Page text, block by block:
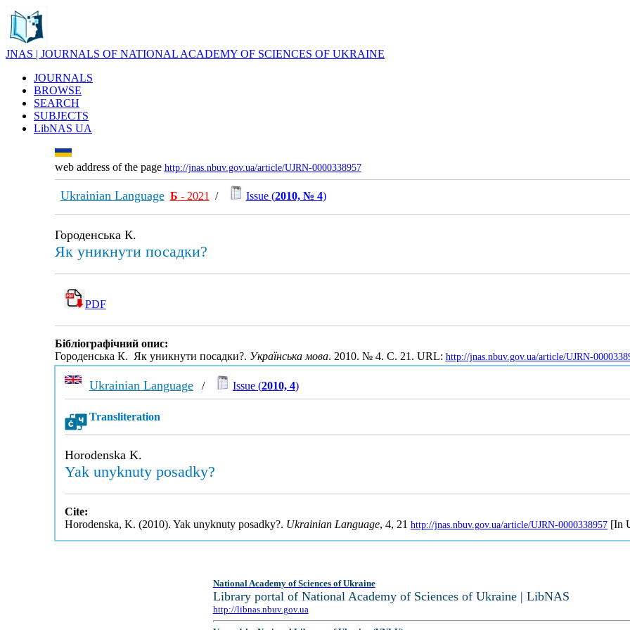
JNAS | JOURNALS OF NATIONAL ACADEMY OF SCIENCES OF UKRAINE
JOURNALS
BROWSE
SEARCH
SUBJECTS
LibNAS UA
web address of the page http://jnas.nbuv.gov.ua/article/UJRN-0000338957
Ukrainian Language Б - 2021 / Issue (2010, № 4)
Городенська К.
Як уникнути посадки?
PDF
Бібліографічний опис:
Городенська К. Як уникнути посадки?. Українська мова. 2010. № 4. С. 21. URL: http://jnas.nbuv.gov.ua/article/UJRN-
Ukrainian Language/ Issue (2010, 4)
Transliteration
Horodenska K.
Yak unyknuty posadky?
Cite:
Horodenska, K. (2010). Yak unyknuty posadky?. Ukrainian Language, 4, 21 http://jnas.nbuv.gov.ua/article/UJRN-0000338957[In
National Academy of Sciences of Ukraine
Library portal of National Academy of Sciences of Ukraine | LibNAS
http://libnas.nbuv.gov.ua